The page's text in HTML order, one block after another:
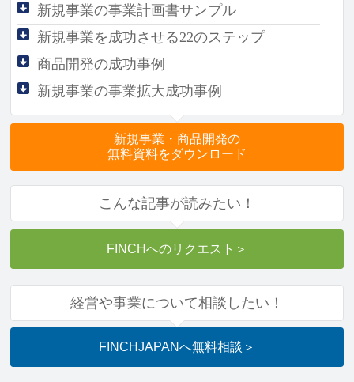
新規事業の事業計画書サンプル
新規事業を成功させる22のステップ
商品開発の成功事例
新規事業の事業拡大成功事例
新規事業・商品開発の
無料資料をダウンロード
こんな記事が読みたい！
FINCHへのリクエスト ＞
経営や事業について相談したい！
FINCHJAPANへ無料相談 ＞